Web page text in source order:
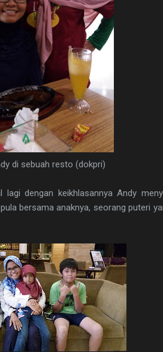
di sebuah resto (dokpri)
dengan keikhlasannya Andy
bersama anaknya, seorang puteri